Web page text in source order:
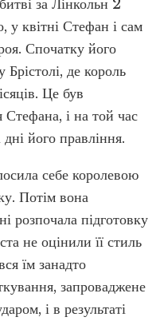
за Лінкольн 2
у квітні Стефан і сам
Спочатку його
Брістолі, де король
Це був
і на той час
його правління.
себе королевою
Потім вона
розпочала підготовку
не оцінили її стиль
їм занадто
запроваджене
і в результаті